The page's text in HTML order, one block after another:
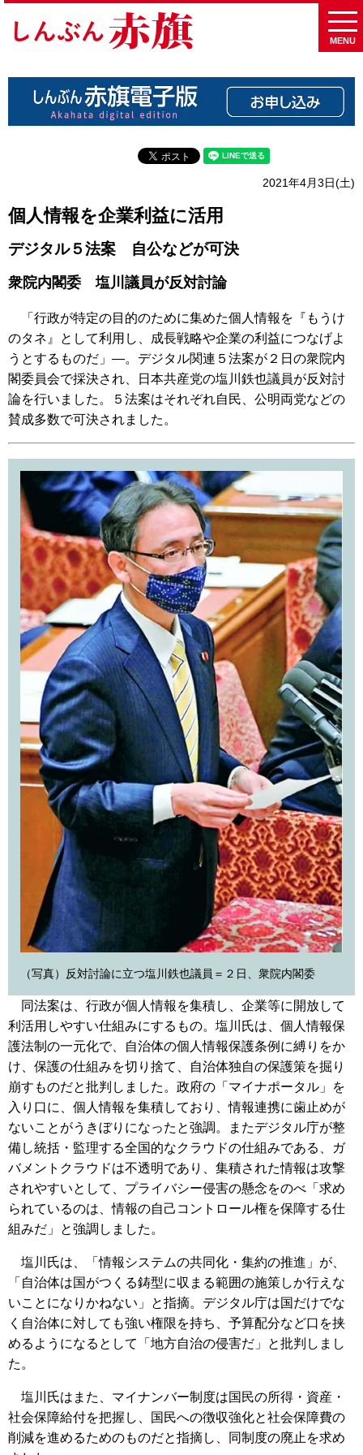
MENU
2021年4月3日(土)
個人情報を企業利益に活用
デジタル５法案 自公などが可決
衆院内閣委 塩川議員が反対討論
「行政が特定の目的のために集めた個人情報を『もうけ
のタネ』として利用し、成長戦略や企業の利益につなげよ
うとするものだ」―。デジタル関連５法案が２日の衆院内
閣委員会で採決され、日本共産党の塩川鉄也議員が反対討
論を行いました。５法案はそれぞれ自民、公明両党などの
賛成多数で可決されました。
（写真）反対討論に立つ塩川鉄也議員＝２日、衆院内閣委
同法案は、行政が個人情報を集積し、企業等に開放して
利活用しやすい仕組みにするもの。塩川氏は、個人情報保
護法制の一元化で、自治体の個人情報保護条例に縛りをか
け、保護の仕組みを切り捨て、自治体独自の保護策を掘り
崩すものだと批判しました。政府の「マイナポータル」を
入り口に、個人情報を集積しており、情報連携に歯止めが
ないことがうきぼりになったと強調。またデジタル庁が整
備し統括・監理する全国的なクラウドの仕組みである、ガ
バメントクラウドは不透明であり、集積された情報は攻撃
されやすいとして、プライバシー侵害の懸念をのべ「求め
られているのは、情報の自己コントロール権を保障する仕
組みだ」と強調しました。
塩川氏は、「情報システムの共同化・集約の推進」が、
「自治体は国がつくる鋳型に収まる範囲の施策しか行えな
いことになりかねない」と指摘。デジタル庁は国だけでな
く自治体に対しても強い権限を持ち、予算配分など口を挟
めるようになるとして「地方自治の侵害だ」と批判しまし
た。
塩川氏はまた、マイナンバー制度は国民の所得・資産・
社会保障給付を把握し、国民への徴収強化と社会保障費の
削減を進めるためのものだと指摘し、同制度の廃止を求め